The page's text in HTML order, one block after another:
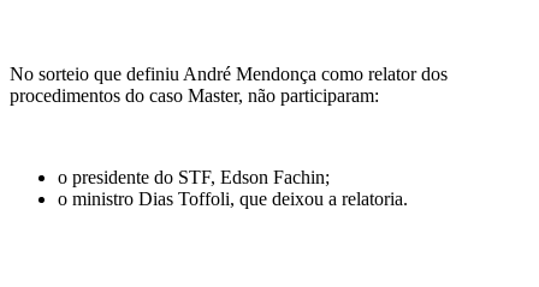
No sorteio que definiu André Mendonça como relator dos
procedimentos do caso Master, não participaram:
o presidente do STF, Edson Fachin;
o ministro Dias Toffoli, que deixou a relatoria.